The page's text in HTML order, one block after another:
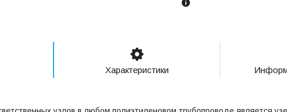
Характеристики